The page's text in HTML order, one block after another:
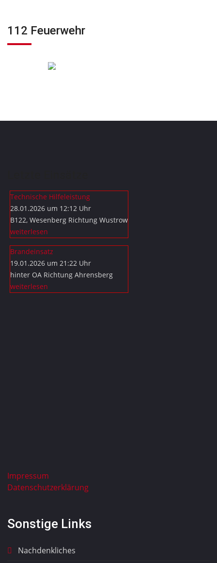
112 Feuerwehr
Technische Hilfeleistung
28.01.2026 um 12:12 Uhr
B122, Wesenberg Richtung Wustrow
weiterlesen
Brandeinsatz
19.01.2026 um 21:22 Uhr
hinter OA Richtung Ahrensberg
weiterlesen
Impressum
Datenschutzerklärung
Sonstige Links
Nachdenkliches